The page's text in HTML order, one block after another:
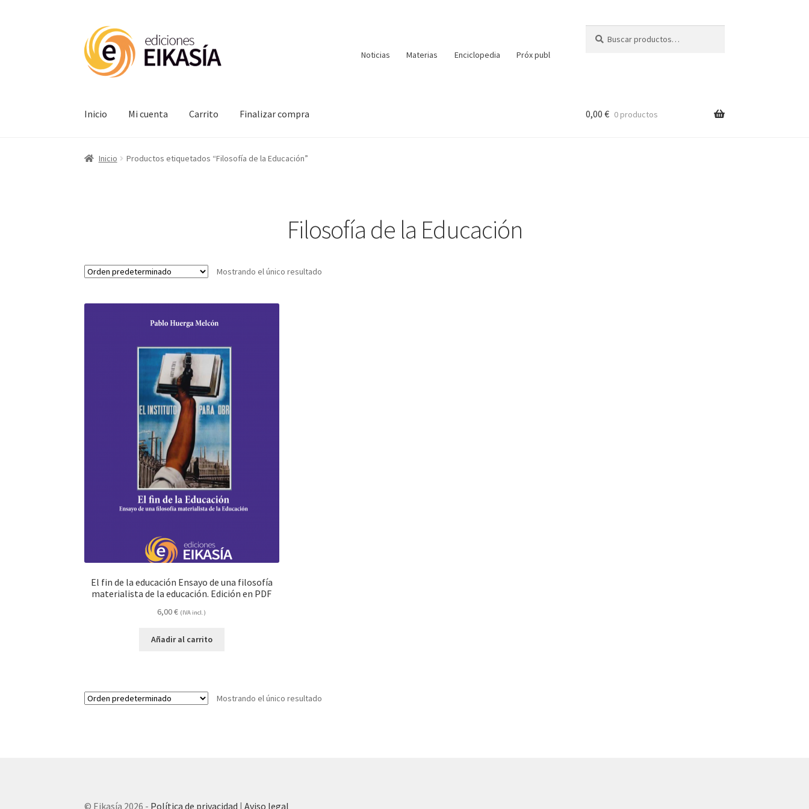
a
la
navegación
al
contenido
Noticias Materias Enciclopedia Próx publ
por:
Inicio Mi cuenta Carrito Finalizar compra 0,00 € 0 productos
Inicio Productos etiquetados “Filosofía de la Educación”
Filosofía de la Educación
Mostrando el único resultado
El fin de la educación Ensayo de una filosofía
materialista de la educación. Edición en PDF
6,00€ (IVA incl.)
Añadir al carrito
Mostrando el único resultado
© Eikasía 2026 - Política de privacidad |Aviso legal